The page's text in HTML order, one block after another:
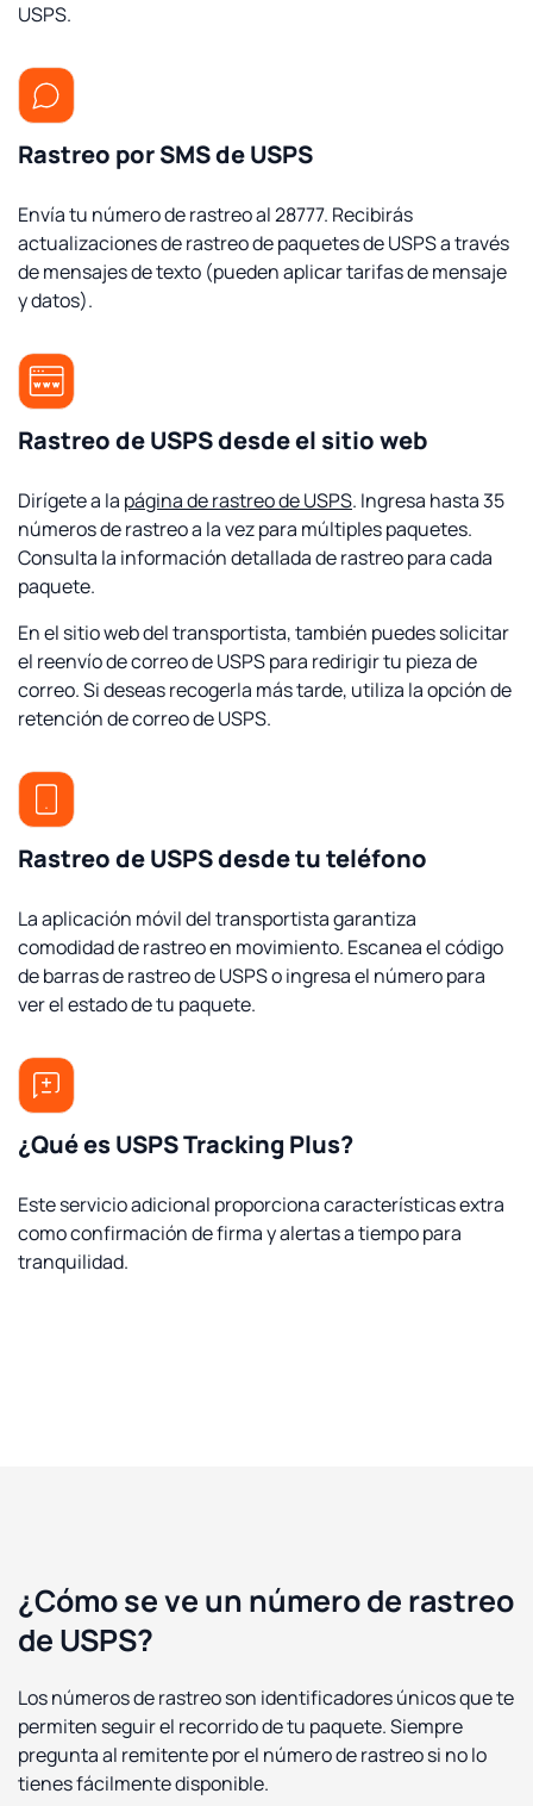
USPS.
Rastreo por SMS de USPS
Envía tu número de rastreo al 28777. Recibirás
actualizaciones de rastreo de paquetes de USPS a través
de mensajes de texto (pueden aplicar tarifas de mensaje
y datos).
Rastreo de USPS desde el sitio web
Dirígete a la página de rastreo de USPS. Ingresa hasta 35
números de rastreo a la vez para múltiples paquetes.
Consulta la información detallada de rastreo para cada
paquete.
En el sitio web del transportista, también puedes solicitar
el reenvío de correo de USPS para redirigir tu pieza de
correo. Si deseas recogerla más tarde, utiliza la opción de
retención de correo de USPS.
Rastreo de USPS desde tu teléfono
La aplicación móvil del transportista garantiza
comodidad de rastreo en movimiento. Escanea el código
de barras de rastreo de USPS o ingresa el número para
ver el estado de tu paquete.
¿Qué es USPS Tracking Plus?
Este servicio adicional proporciona características extra
como confirmación de firma y alertas a tiempo para
tranquilidad.
¿Cómo se ve un número de rastreo
de USPS?
Los números de rastreo son identificadores únicos que te
permiten seguir el recorrido de tu paquete. Siempre
pregunta al remitente por el número de rastreo si no lo
tienes fácilmente disponible.